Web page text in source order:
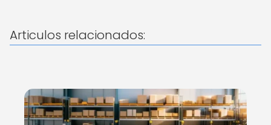
Articulos relacionados: